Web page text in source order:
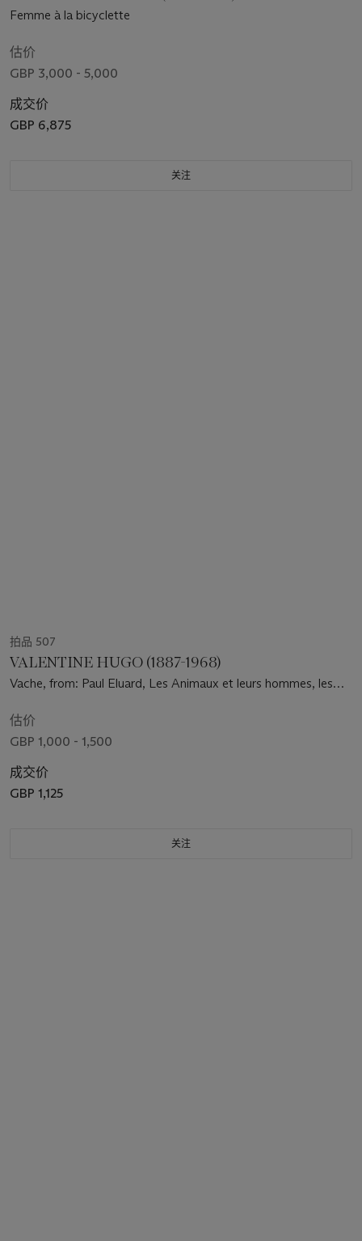
Femme à la bicyclette
估价
GBP 3,000 - 5,000
成交价
GBP 6,875
关注
拍品 507
VALENTINE HUGO (1887-1968)
Vache, from: Paul Eluard, Les Animaux et leurs hommes, les
估价
GBP 1,000 - 1,500
成交价
GBP 1,125
关注